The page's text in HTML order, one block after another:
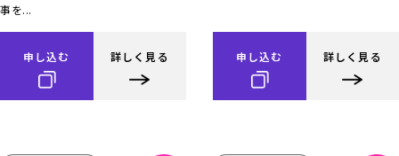
事を...
申し込む 詳しく見る 申し込む 詳しく見る